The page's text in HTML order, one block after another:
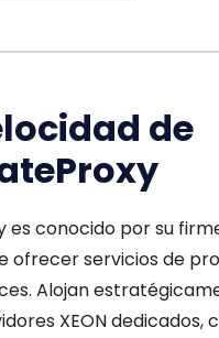
de
es conocido por su
ofrecer servicios de
Alojan
XEON dedicados,